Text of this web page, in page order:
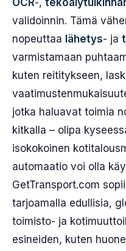
OCR-,
validoinnin. Tämä
nopeuttaa lähetys- ja
varmistamaan
kuten reititykseen,
jotka haluavat toimia
kitkalla – olipa
isokokoinen
automaatio voi olla
GetTransport.com
tarjoamalla edullisia,
toimisto- ja
esineiden, kuten